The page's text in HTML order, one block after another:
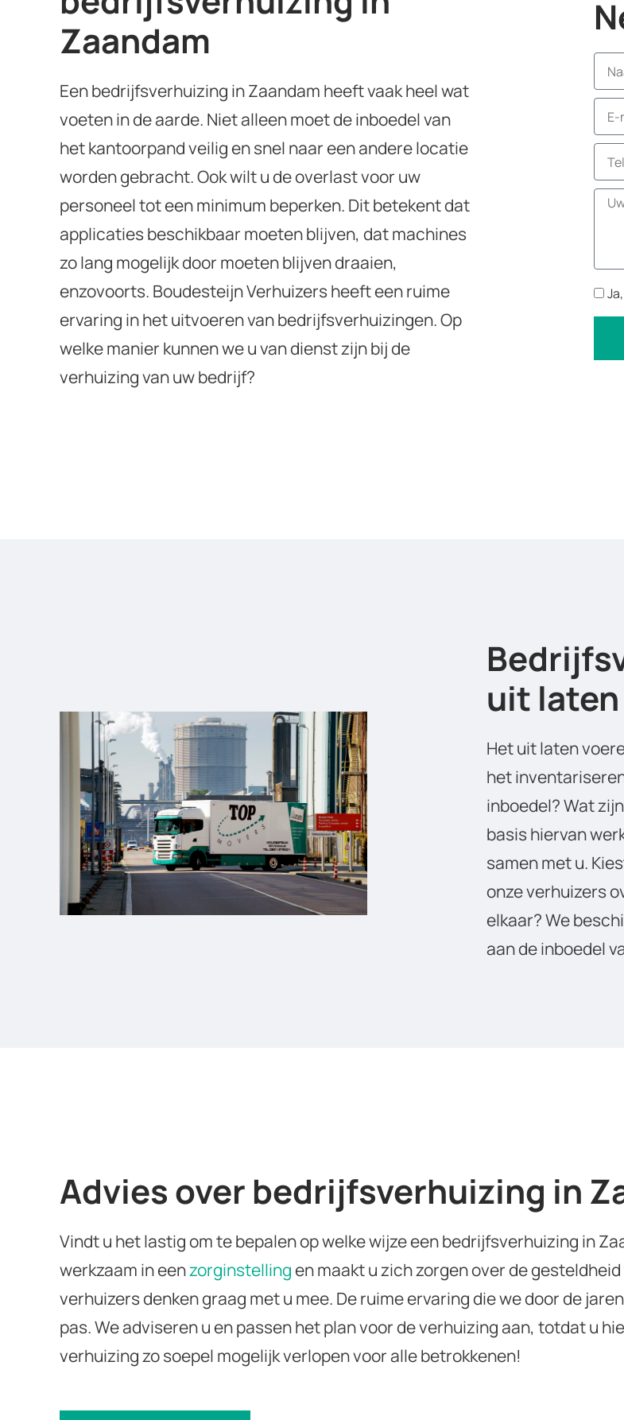
Zaandam
Een bedrijfsverhuizing in Zaandam heeft vaak heel wat
voeten in de aarde. Niet alleen moet de inboedel van
het kantoorpand veilig en snel naar een andere locatie
worden gebracht. Ook wilt u de overlast voor uw
personeel tot een minimum beperken. Dit betekent dat
applicaties beschikbaar moeten blijven, dat machines
zo lang mogelijk door moeten blijven draaien,
enzovoorts. Boudesteijn Verhuizers heeft een ruime
ervaring in het uitvoeren van bedrijfsverhuizingen. Op
welke manier kunnen we u van dienst zijn bij de
verhuizing van uw bedrijf?
uit
Het uit laten
het
inboedel? Wat
basis hiervan
samen met u.
onze verhuizers
elkaar? We
aan de inboedel
Advies over bedrijfsverhuizing in
Vindt u het lastig om te bepalen op welke wijze een bedrijfsverhuizing in
werkzaam in eenzorginstellingen maakt u zich zorgen over de
verhuizers denken graag met u mee. De ruime ervaring die we door de
pas. We adviseren u en passen het plan voor de verhuizing aan, totdat u
verhuizing zo soepel mogelijk verlopen voor alle betrokkenen!